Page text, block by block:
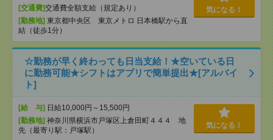
[交通費]交通費全額支給（規定あり）
[勤務地] 東京都中央区 東京メトロ 日本橋駅から直
結（徒歩1分）
気になる！
☆勤務が早く終わっても日当支給！★空いている日
に勤務可能★シフトはアプリで簡単提出★[アルバイ
ト]
[給 与] 日給10,000円～15,500円
[勤務地] 神奈川県横浜市戸塚区上倉田町４４４ 地
先（最寄り駅：戸塚駅）
気になる！